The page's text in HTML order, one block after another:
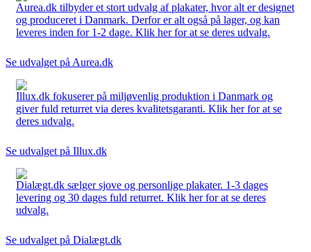
Aurea.dk tilbyder et stort udvalg af plakater, hvor alt er designet
og produceret i Danmark. Derfor er alt også på lager, og kan
leveres inden for 1-2 dage. Klik her for at se deres udvalg.
Se udvalget på Aurea.dk
Illux.dk fokuserer på miljøvenlig produktion i Danmark og
giver fuld returret via deres kvalitetsgaranti. Klik her for at se
deres udvalg.
Se udvalget på Illux.dk
Dialægt.dk sælger sjove og personlige plakater. 1-3 dages
levering og 30 dages fuld returret. Klik her for at se deres
udvalg.
Se udvalget på Dialægt.dk